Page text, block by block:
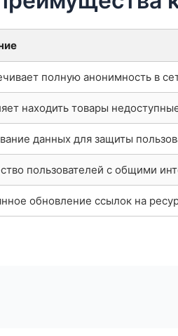
полную анонимность в
находить товары
данных для защиты
пользователей с общими
обновление ссылок на